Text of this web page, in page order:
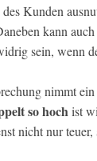
Kunden
kann
sein, wenn
nimmt
so hochist
nicht nur teuer,